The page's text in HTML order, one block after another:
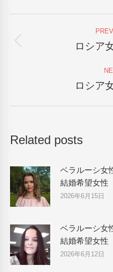
navigationロシア
ロシア
Related posts
ベラルーシ女
結婚希望女性
2026年6月15日
ベラルーシ女
結婚希望女性
2026年6月12日